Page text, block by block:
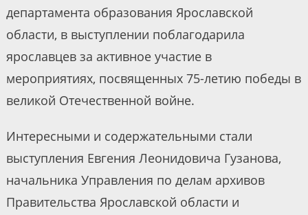
департамента образования Ярославской
области, в выступлении поблагодарила
ярославцев за активное участие в
мероприятиях, посвященных 75-летию победы в
великой Отечественной войне.
Интересными и содержательными стали
выступления Евгения Леонидовича Гузанова,
начальника Управления по делам архивов
Правительства Ярославской области и